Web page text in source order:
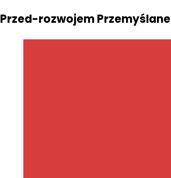
Przed-rozwojem Przemyślane